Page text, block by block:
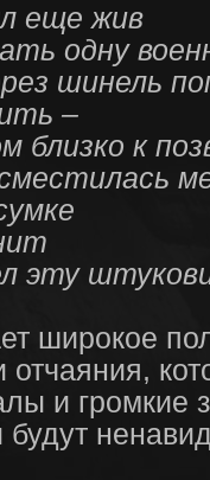
еще жив
одну
шинель
–
близко к
эту
широкое
отчаяния,
и громкие